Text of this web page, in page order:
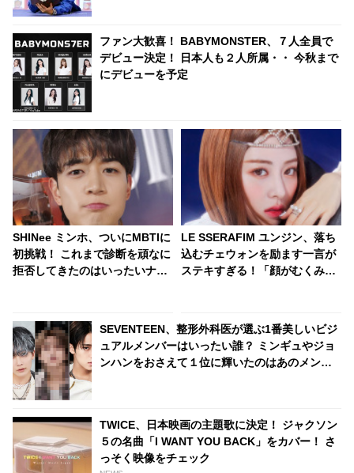
ファン大歓喜！ BABYMONSTER、７人全員で
デビュー決定！ 日本人も２人所属・・ 今秋まで
にデビューを予定
SHINee ミンホ、ついにMBTIに
初挑戦！ これまで診断を頑なに
拒否してきたのはいったいナ
が問題だと思う」
LE SSERAFIM ユンジン、落ち
込むチェウォンを励ます一言が
ステキすぎる！「顔がむくみす
〇するしかないでしょ！」とア
ドバイス・・ 自己肯定感を高め
てくれる言葉にくぎづけ「友達
になりたい」
SEVENTEEN、整形外科医が選ぶ1番美しいビジ
ュアルメンバーはいったい誰？ ミンギュやジョ
ンハンをおさえて１位に輝いたのはあのメンバ
TWICE、日本映画の主題歌に決定！ ジャクソン
５の名曲「I WANT YOU BACK」をカバー！ さ
っそく映像をチェック